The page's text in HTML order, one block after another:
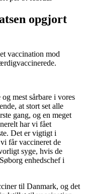
opgjort
vaccination mod
mest sårbare i vores
at stort set alle
gang, og en meget
har vi fået
Det er vigtigt i
får vaccineret de
syge, hvis de
enhedschef i
til Danmark, og det